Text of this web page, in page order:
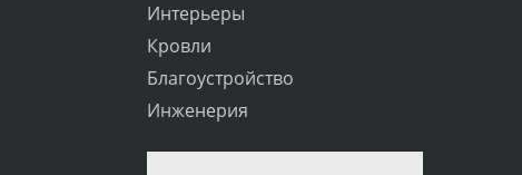
Интерьеры
Кровли
Благоустройство
Инженерия